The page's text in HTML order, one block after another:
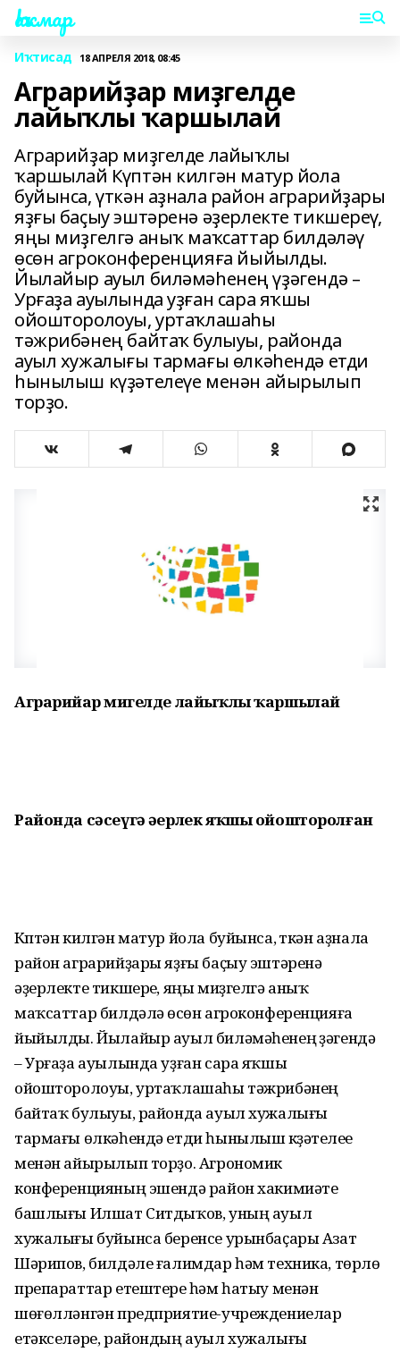
Һаҡмар
Иҡтисад 18 АПРЕЛЯ 2018, 08:45
Аграрийҙар миҙгелде
лайыҡлы ҡаршылай
Аграрийҙар миҙгелде лайыҡлы
ҡаршылай Күптән килгән матур йола
буйынса, үткән аҙнала район аграрийҙары
яҙғы баҫыу эштәренә әҙерлекте тикшереү,
яңы миҙгелгә аныҡ маҡсаттар билдәләү
өсөн агроконференцияға йыйылды.
Йылайыр ауыл биләмәһенең үҙәгендә –
Урғаҙа ауылында уҙған сара яҡшы
ойошторолоуы, уртаҡлашаһы
тәжрибәнең байтаҡ булыуы, районда
ауыл хужалығы тармағы өлкәһендә етди
һынылыш күҙәтелеүе менән айырылып
торҙо.
Аграрийҙар миҙгелде лайыҡлы ҡаршылай
Районда сәсеүгә әҙерлек яҡшы ойошторолған
Күптән килгән матур йола буйынса, үткән аҙнала
район аграрийҙары яҙғы баҫыу эштәренә
әҙерлекте тикшереү, яңы миҙгелгә аныҡ
маҡсаттар билдәләү өсөн агроконференцияға
йыйылды. Йылайыр ауыл биләмәһенең үҙәгендә
– Урғаҙа ауылында уҙған сара яҡшы
ойошторолоуы, уртаҡлашаһы тәжрибәнең
байтаҡ булыуы, районда ауыл хужалығы
тармағы өлкәһендә етди һынылыш күҙәтелеүе
менән айырылып торҙо. Агрономик
конференцияның эшендә район хакимиәте
башлығы Илшат Ситдыҡов, уның ауыл
хужалығы буйынса беренсе урынбаҫары Азат
Шәрипов, билдәле ғалимдар һәм техника, төрлө
препараттар етештереү һәм һатыу менән
шөғөлләнгән предприятие-учреждениелар
етәкселәре, райондың ауыл хужалығы